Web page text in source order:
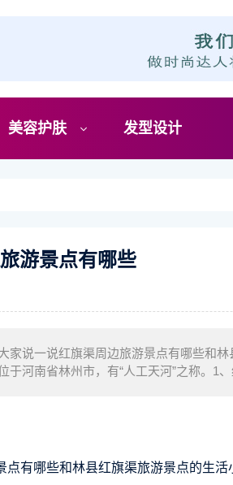
美容护肤 发型设计
游景点有哪些
家说一说红旗渠周边旅游景点有哪些和林
河南省林州市，有“人工天河”之称。1
点有哪些和林县红旗渠旅游景点的生